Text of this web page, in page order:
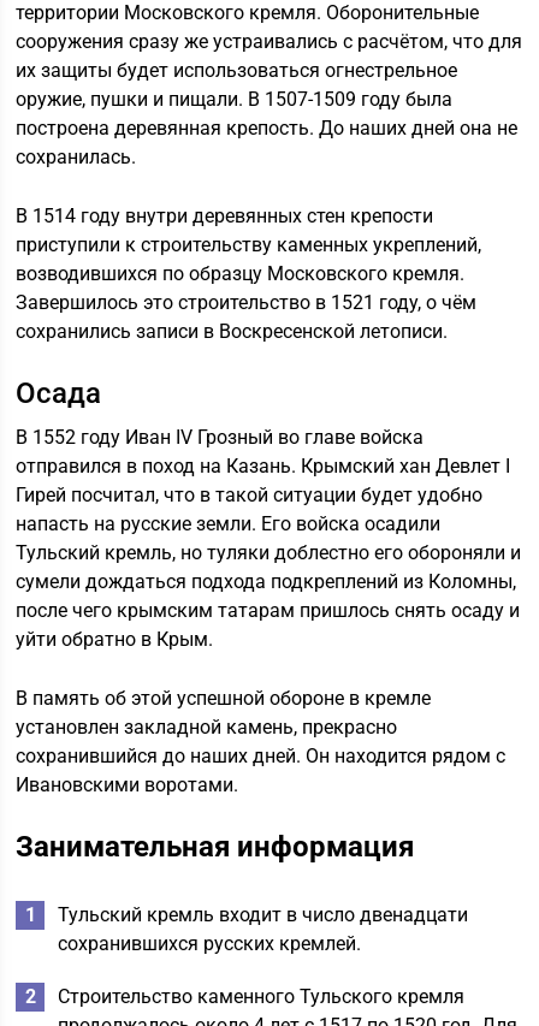
территории Московского кремля. Оборонительные
сооружения сразу же устраивались с расчётом, что для
их защиты будет использоваться огнестрельное
оружие, пушки и пищали. В 1507-1509 году была
построена деревянная крепость. До наших дней она не
сохранилась.
В 1514 году внутри деревянных стен крепости
приступили к строительству каменных укреплений,
возводившихся по образцу Московского кремля.
Завершилось это строительство в 1521 году, о чём
сохранились записи в Воскресенской летописи.
Осада
В 1552 году Иван IV Грозный во главе войска
отправился в поход на Казань. Крымский хан Девлет I
Гирей посчитал, что в такой ситуации будет удобно
напасть на русские земли. Его войска осадили
Тульский кремль, но туляки доблестно его обороняли и
сумели дождаться подхода подкреплений из Коломны,
после чего крымским татарам пришлось снять осаду и
уйти обратно в Крым.
В память об этой успешной обороне в кремле
установлен закладной камень, прекрасно
сохранившийся до наших дней. Он находится рядом с
Ивановскими воротами.
Занимательная информация
Тульский кремль входит в число двенадцати
сохранившихся русских кремлей.
Строительство каменного Тульского кремля